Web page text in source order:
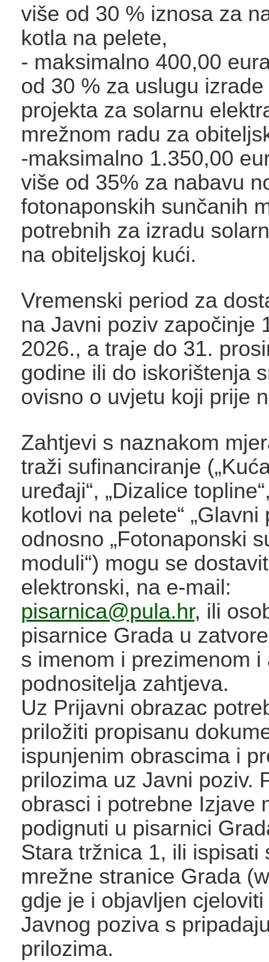
više od 30 % iznosa za
kotla na pelete,
- maksimalno 400,00
od 30 % za uslugu
projekta za solarnu
mrežnom radu za
-maksimalno 1.350,00
više od 35% za nabavu
fotonaponskih sunčanih
potrebnih za izradu
na obiteljskoj kući.
Vremenski period za
na Javni poziv započinje
2026., a traje do 31.
godine ili do iskorištenja
ovisno o uvjetu koji prije
Zahtjevi s naznakom
traži sufinanciranje
uređaji“, „Dizalice
kotlovi na pelete“ „Glavni
odnosno „Fotonaponski
moduli“) mogu se
elektronski, na e-mail:
pisarnica@pula.hr, ili
pisarnice Grada u
s imenom i prezimenom i
podnositelja zahtjeva.
Uz Prijavni obrazac
priložiti propisanu
ispunjenim obrascima i
prilozima uz Javni poziv.
obrasci i potrebne Izjave
podignuti u pisarnici
Stara tržnica 1, ili ispisati
mrežne stranice Grada
gdje je i objavljen
Javnog poziva s
prilozima.